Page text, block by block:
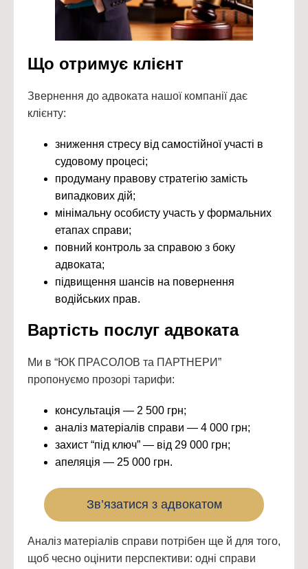
Що отримує клієнт
Звернення до адвоката нашої компанії дає
клієнту:
зниження стресу від самостійної участі в
судовому процесі;
продуману правову стратегію замість
випадкових дій;
мінімальну особисту участь у формальних
етапах справи;
повний контроль за справою з боку
адвоката;
підвищення шансів на повернення
водійських прав.
Вартість послуг адвоката
Ми в “ЮК ПРАСОЛОВ та ПАРТНЕРИ”
пропонуємо прозорі тарифи:
консультація — 2 500 грн;
аналіз матеріалів справи — 4 000 грн;
захист “під ключ” — від 29 000 грн;
апеляція — 25 000 грн.
Зв’язатися з адвокатом
Аналіз матеріалів справи потрібен ще й для того,
щоб чесно оцінити перспективи: одні справи